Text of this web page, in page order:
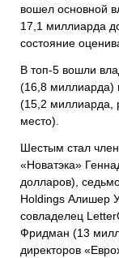
вошел основной
17,1 миллиарда
состояние
В топ-5 вошли
(16,8 миллиарда)
(15,2 миллиарда,
место).
Шестым стал
«Новатэка»
долларов),
Holdings Алишер
совладелец
Фридман (13
директоров